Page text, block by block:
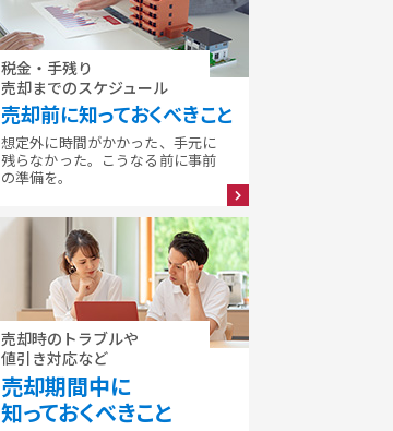
税金・手残り
売却までのスケジュール
売却前に知っておくべきこと
想定外に時間がかかった、手元に
残らなかった。こうなる前に事前
の準備を。
売却時のトラブルや
値引き対応など
売却期間中に
知っておくべきこと